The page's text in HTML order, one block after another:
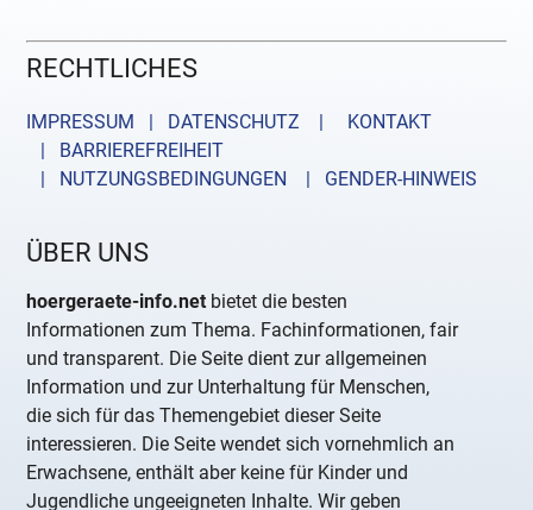
RECHTLICHES
IMPRESSUM | DATENSCHUTZ |
KONTAKT
| BARRIEREFREIHEIT
| NUTZUNGSBEDINGUNGEN
| GENDER-HINWEIS
ÜBER UNS
hoergeraete-info.net bietet die besten
Informationen zum Thema. Fachinformationen, fair
und transparent. Die Seite dient zur allgemeinen
Information und zur Unterhaltung für Menschen,
die sich für das Themengebiet dieser Seite
interessieren. Die Seite wendet sich vornehmlich an
Erwachsene, enthält aber keine für Kinder und
Jugendliche ungeeigneten Inhalte. Wir geben